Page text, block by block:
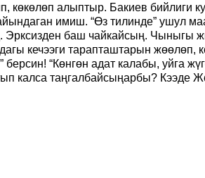
көкөлөп алыптыр. Бакиев бийлиги
имиш. “Өз тилинде” ушул
баш чайкайсың. Чыныгы
кечээги тарапташтарын жөөлөп,
“Көнгөн адат калабы, уйга
калса таңгалбайсыңарбы? Кээде